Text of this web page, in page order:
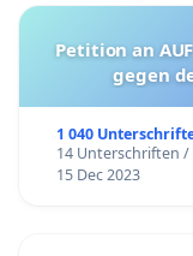
Petition an
gegen
1 040
14 Unterschriften /
15 Dec 2023